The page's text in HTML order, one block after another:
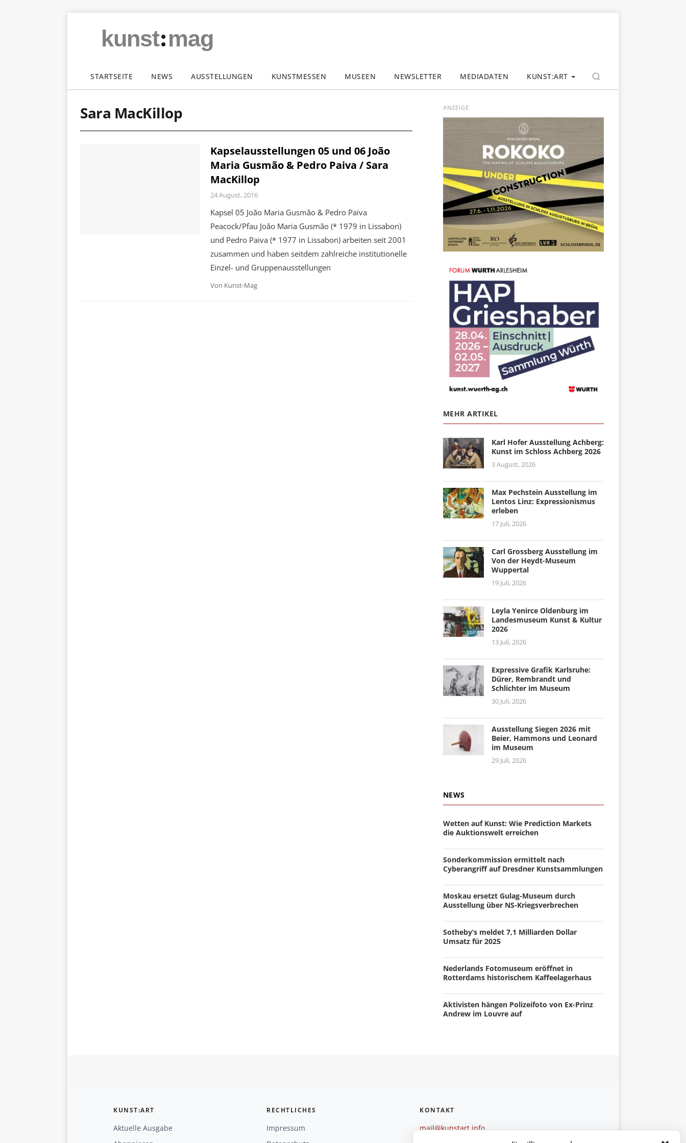
kunst:mag
STARTSEITE NEWS AUSSTELLUNGEN KUNSTMESSEN MUSEEN NEWSLETTER MEDIADATEN KUNST:ART
Sara MacKillop
Kapselausstellungen 05 und 06 João
Maria Gusmão & Pedro Paiva / Sara
MacKillop
24 August, 2016
Kapsel 05 João Maria Gusmão & Pedro Paiva
Peacock/Pfau João Maria Gusmão (* 1979 in Lissabon)
und Pedro Paiva (* 1977 in Lissabon) arbeiten seit 2001
zusammen und haben seitdem zahlreiche institutionelle
Einzel- und Gruppenausstellungen
Von Kunst-Mag
ANZEIGE
MEHR ARTIKEL
Karl Hofer Ausstellung Achberg:
Kunst im Schloss Achberg 2026
3 August, 2026
Max Pechstein Ausstellung im
Lentos Linz: Expressionismus
erleben
17 Juli, 2026
Carl Grossberg Ausstellung im
Von der Heydt-Museum
Wuppertal
19 Juli, 2026
Leyla Yenirce Oldenburg im
Landesmuseum Kunst & Kultur
2026
13 Juli, 2026
Expressive Grafik Karlsruhe:
Dürer, Rembrandt und
Schlichter im Museum
30 Juli, 2026
Ausstellung Siegen 2026 mit
Beier, Hammons und Leonard
im Museum
29 Juli, 2026
NEWS
Wetten auf Kunst: Wie Prediction Markets
die Auktionswelt erreichen
Sonderkommission ermittelt nach
Cyberangriff auf Dresdner Kunstsammlungen
Moskau ersetzt Gulag-Museum durch
Ausstellung über NS-Kriegsverbrechen
Sotheby’s meldet 7,1 Milliarden Dollar
Umsatz für 2025
Nederlands Fotomuseum eröffnet in
Rotterdams historischem Kaffeelagerhaus
Aktivisten hängen Polizeifoto von Ex-Prinz
Andrew im Louvre auf
KUNST:ART
Aktuelle Ausgabe
RECHTLICHES
Impressum
KONTAKT
mail@kunstart.info